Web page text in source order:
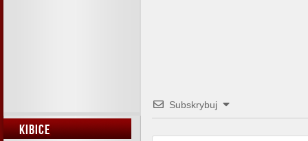
KIBICE
Subskrybuj